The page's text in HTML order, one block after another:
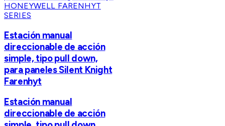
HONEYWELL FARENHYT
SERIES
Estación manual
direccionable de acción
simple, tipo pull down,
para paneles Silent Knight
Farenhyt
Estación manual
direccionable de acción